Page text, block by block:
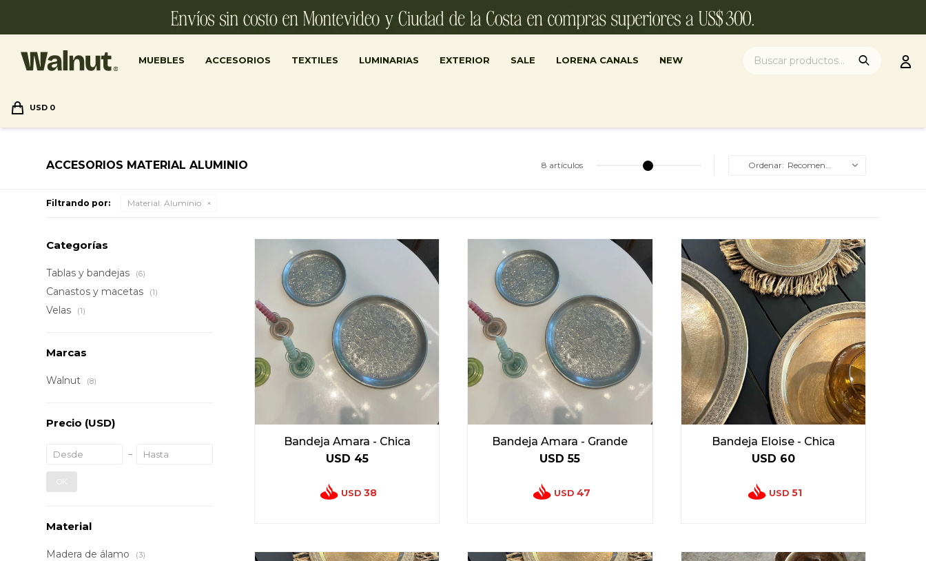
MUEBLES ACCESORIOS TEXTILES LUMINARIAS EXTERIOR SALE LORENA CANALS NEW
USD 0
ACCESORIOS MATERIAL ALUMINIO 8 artículos Recomendados
Filtrando por: Material: Aluminio
Bandeja Amara - Chica
USD 45
USD 38
Bandeja Amara - Grande
USD 55
USD 47
Bandeja Eloise - Chica
USD 60
USD 51
Categorías
Tablas y bandejas (6)
Canastos y macetas (1)
Velas (1)
Marcas
Walnut (8)
Precio (USD)
OK
Material
Madera de álamo (3)